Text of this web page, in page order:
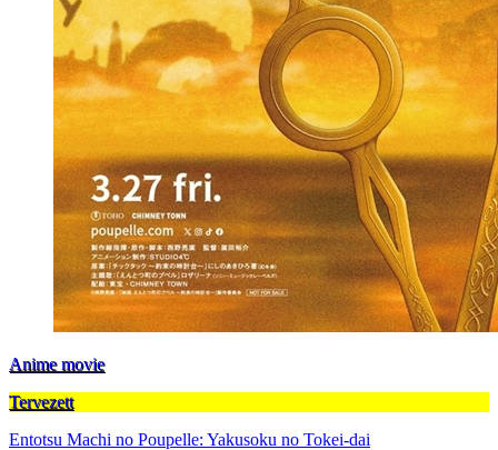
Anime movie
Tervezett
Entotsu Machi no Poupelle: Yakusoku no Tokei-dai